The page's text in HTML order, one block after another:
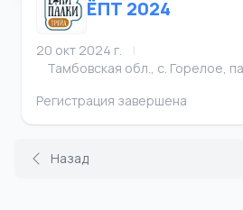
ЁПТ 2024
20 окт 2024 г.
|
Тамбовская обл., с. Горелое,
Регистрация завершена
Назад